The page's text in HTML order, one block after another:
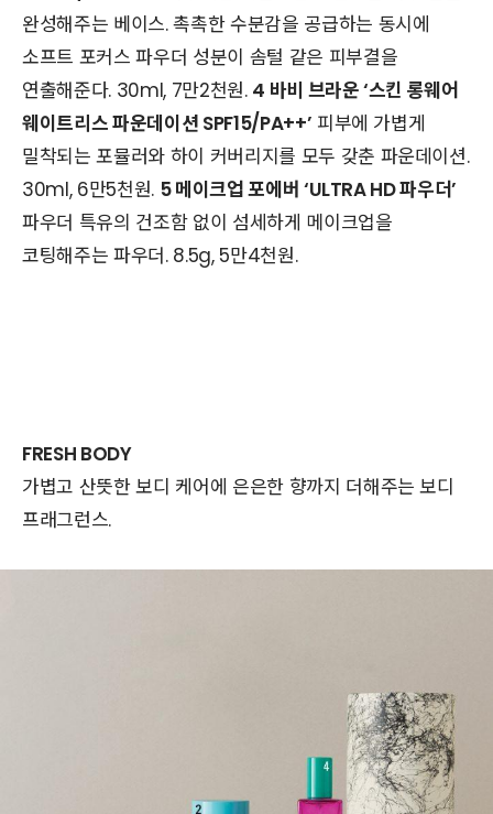
완성해주는 베이스. 촉촉한 수분감을 공급하는 동시에
소프트 포커스 파우더 성분이 솜털 같은 피부결을
연출해준다. 30ml, 7만2천원. 4 바비 브라운 ‘스킨 롱웨어
웨이트리스 파운데이션 SPF15/PA++’ 피부에 가볍게
밀착되는 포뮬러와 하이 커버리지를 모두 갖춘 파운데이션.
30ml, 6만5천원. 5 메이크업 포에버 ‘ULTRA HD 파우더’
파우더 특유의 건조함 없이 섬세하게 메이크업을
코팅해주는 파우더. 8.5g, 5만4천원.
FRESH BODY
가볍고 산뜻한 보디 케어에 은은한 향까지 더해주는 보디
프래그런스.